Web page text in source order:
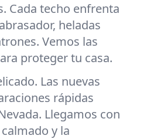
Cada techo enfrenta
heladas
Vemos las
proteger tu casa.
Las nuevas
rápidas
Llegamos con
y la